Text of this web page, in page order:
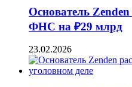
Основатель
ФНС на ₽29 млрд
23.02.2026